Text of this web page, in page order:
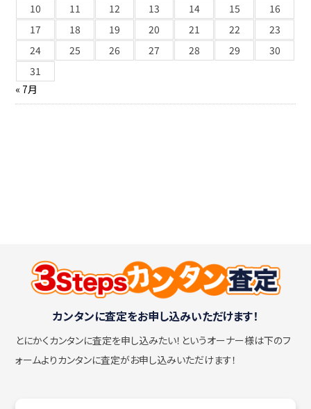
10
11 12 13 14 15
16
17
18 19 20 21 22
23
24
25 26 27 28 29
30
31
« 7月
カンタンに査定をお申し込みいただけます！
とにかくカンタンに査定を申し込みたい！ というオーナー様は下のフ
ォームよりカンタンに査定がお申し込みいただけます！